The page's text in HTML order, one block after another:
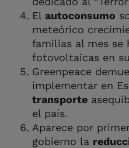
El autoconsumo
meteórico
familias al mes se
fotovoltaicas en
Greenpeace
implementar en
transporte
el país.
Aparece por
gobierno la